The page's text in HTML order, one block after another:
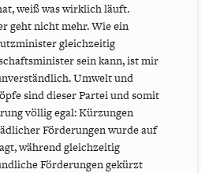
weiß was wirklich läuft.
geht nicht mehr. Wie ein
gleichzeitig
sein kann, ist mir
Umwelt und
sind dieser Partei und somit
völlig egal: Kürzungen
Förderungen wurde auf
während gleichzeitig
Förderungen gekürzt